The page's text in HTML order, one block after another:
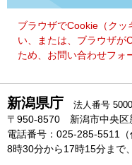
て
ブラウザでCookie（ク
い、または、ブラウザが
ため、お問い合わせフォ
新潟県庁 法人番号
〒950-8570 新潟市中央区
電話番号：025-285-5511（
8時30分から17時15分まで